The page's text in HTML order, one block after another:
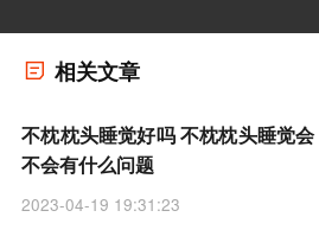
相关文章
不枕枕头睡觉好吗 不枕枕头睡觉会
不会有什么问题
2023-04-19 19:31:23